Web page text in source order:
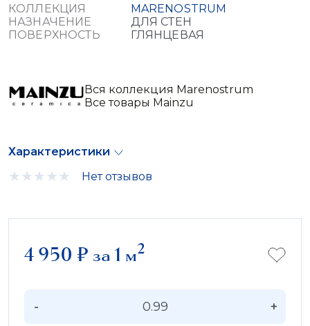
КОЛЛЕКЦИЯ
MARENOSTRUM
НАЗНАЧЕНИЕ
ДЛЯ СТЕН
ПОВЕРХНОСТЬ
ГЛЯНЦЕВАЯ
Вся коллекция Marenostrum
Все товары Mainzu
Характеристики
Нет отзывов
4 950 ₽за 1 м2
- +